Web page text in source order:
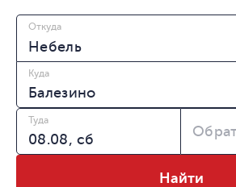
Откуда
Куда
Туда
Найти